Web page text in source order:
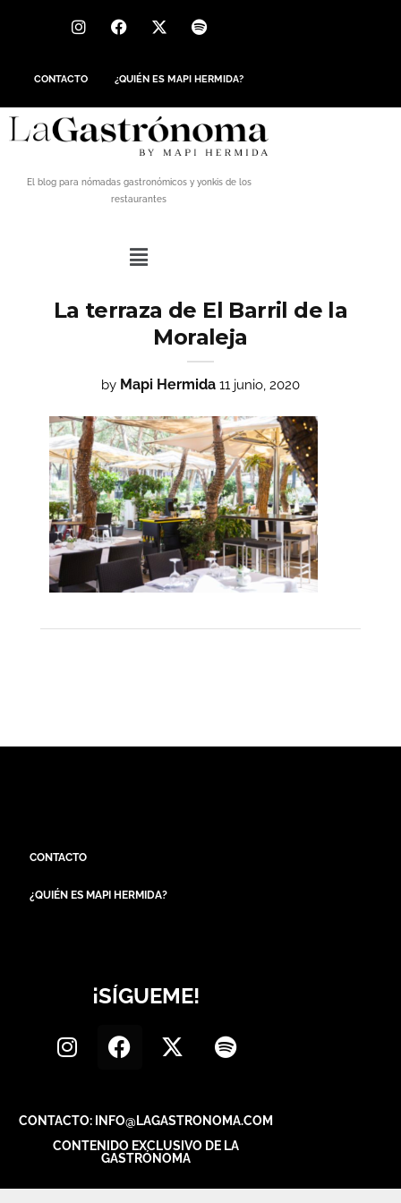
CONTACTO ¿QUIÉN ES MAPI HERMIDA?
El blog para nómadas gastronómicos y yonkis de los
restaurantes
La terraza de El Barril de la
Moraleja
by Mapi Hermida 11 junio, 2020
CONTACTO
¿QUIÉN ES MAPI HERMIDA?
¡SÍGUEME!
CONTACTO: INFO@LAGASTRONOMA.COM
CONTENIDO EXCLUSIVO DE LA
GASTRÓNOMA